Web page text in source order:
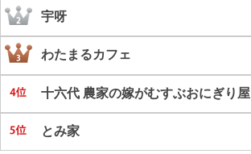
宇呀
わたまるカフェ
十六代 農家の嫁がむすぶおにぎり屋
とみ家